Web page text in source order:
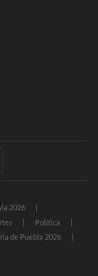
2026
Política
de Puebla 2026